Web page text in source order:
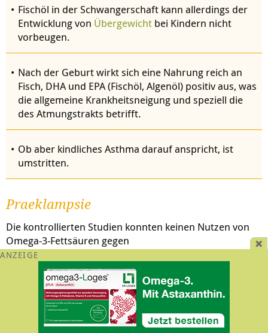
Fischöl in der Schwangerschaft kann allerdings der
Entwicklung von Übergewicht bei Kindern nicht
vorbeugen.
Nach der Geburt wirkt sich eine Nahrung reich an
Fisch, DHA und EPA (Fischöl, Algenöl) positiv aus, was
die allgemeine Krankheitsneigung und speziell die
des Atmungstrakts betrifft.
Ob aber kindliches Asthma darauf anspricht, ist
umstritten.
Praeklampsie
Die kontrollierten Studien konnten keinen Nutzen von
Omega-3-Fettsäuren gegen
Schwangerschasftshypertonie nachweisen.
Postnatale Depression: nicht sicher
Eine entsprechende Studie mit
postnatale Depressionist von der Qualität mangelhaft